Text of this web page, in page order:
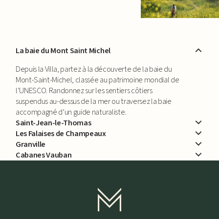
La baie du Mont Saint Michel
Depuis la Villa, partez à la découverte de la baie du
Mont-Saint-Michel, classée au patrimoine mondial de
l’UNESCO. Randonnez sur les sentiers côtiers
suspendus au-dessus de la mer ou traversez la baie
accompagné d’un guide naturaliste.
Saint-Jean-le-Thomas
Les Falaises de Champeaux
Granville
Cabanes Vauban